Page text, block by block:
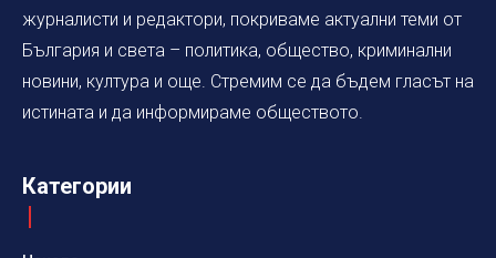
журналисти и редактори, покриваме актуални теми от
България и света – политика, общество, криминални
новини, култура и още. Стремим се да бъдем гласът на
истината и да информираме обществото.
Категории